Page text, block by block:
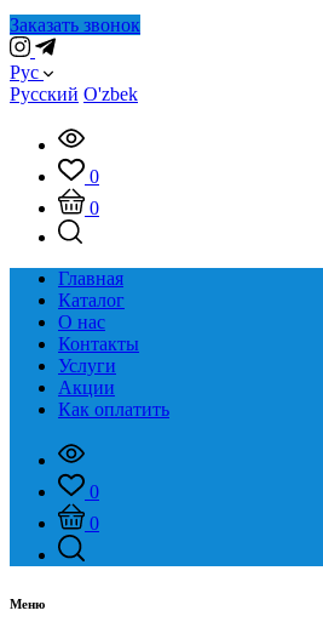
Заказать звонок
Рус
Русский O'zbek
0
0
Главная
Каталог
О нас
Контакты
Услуги
Акции
Как оплатить
0
0
Меню